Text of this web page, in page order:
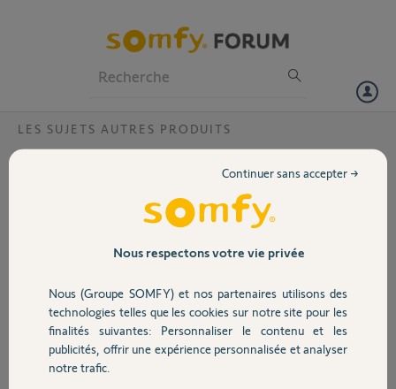
Volet
Sécurité
Domotique
LES SUJETS AUTRES PRODUITS
Moniteur additionnelle V500
Bonjour à tous, je possède actuellement un interphone v500 rts et
souhaite ajouter un moniteur additionnel.
Possibilité d’avoir un kit complet v500(platine et moniteur). Puis-je
utiliser le moniteur du pack en additionnel ou s’agit-il vraiment d’un
spares de rechange au cas où.
Merci d’avance.
Yousri B.
il y a plus de 5 ans
Nous respectons votre vie privée
Nous (Groupe SOMFY) et nos partenaires utilisons des
technologies telles que les cookies sur notre site pour les
finalités suivantes: Personnaliser le contenu et les
publicités, offrir une expérience personnalisée et analyser
notre trafic.
Continuer sans accepter →